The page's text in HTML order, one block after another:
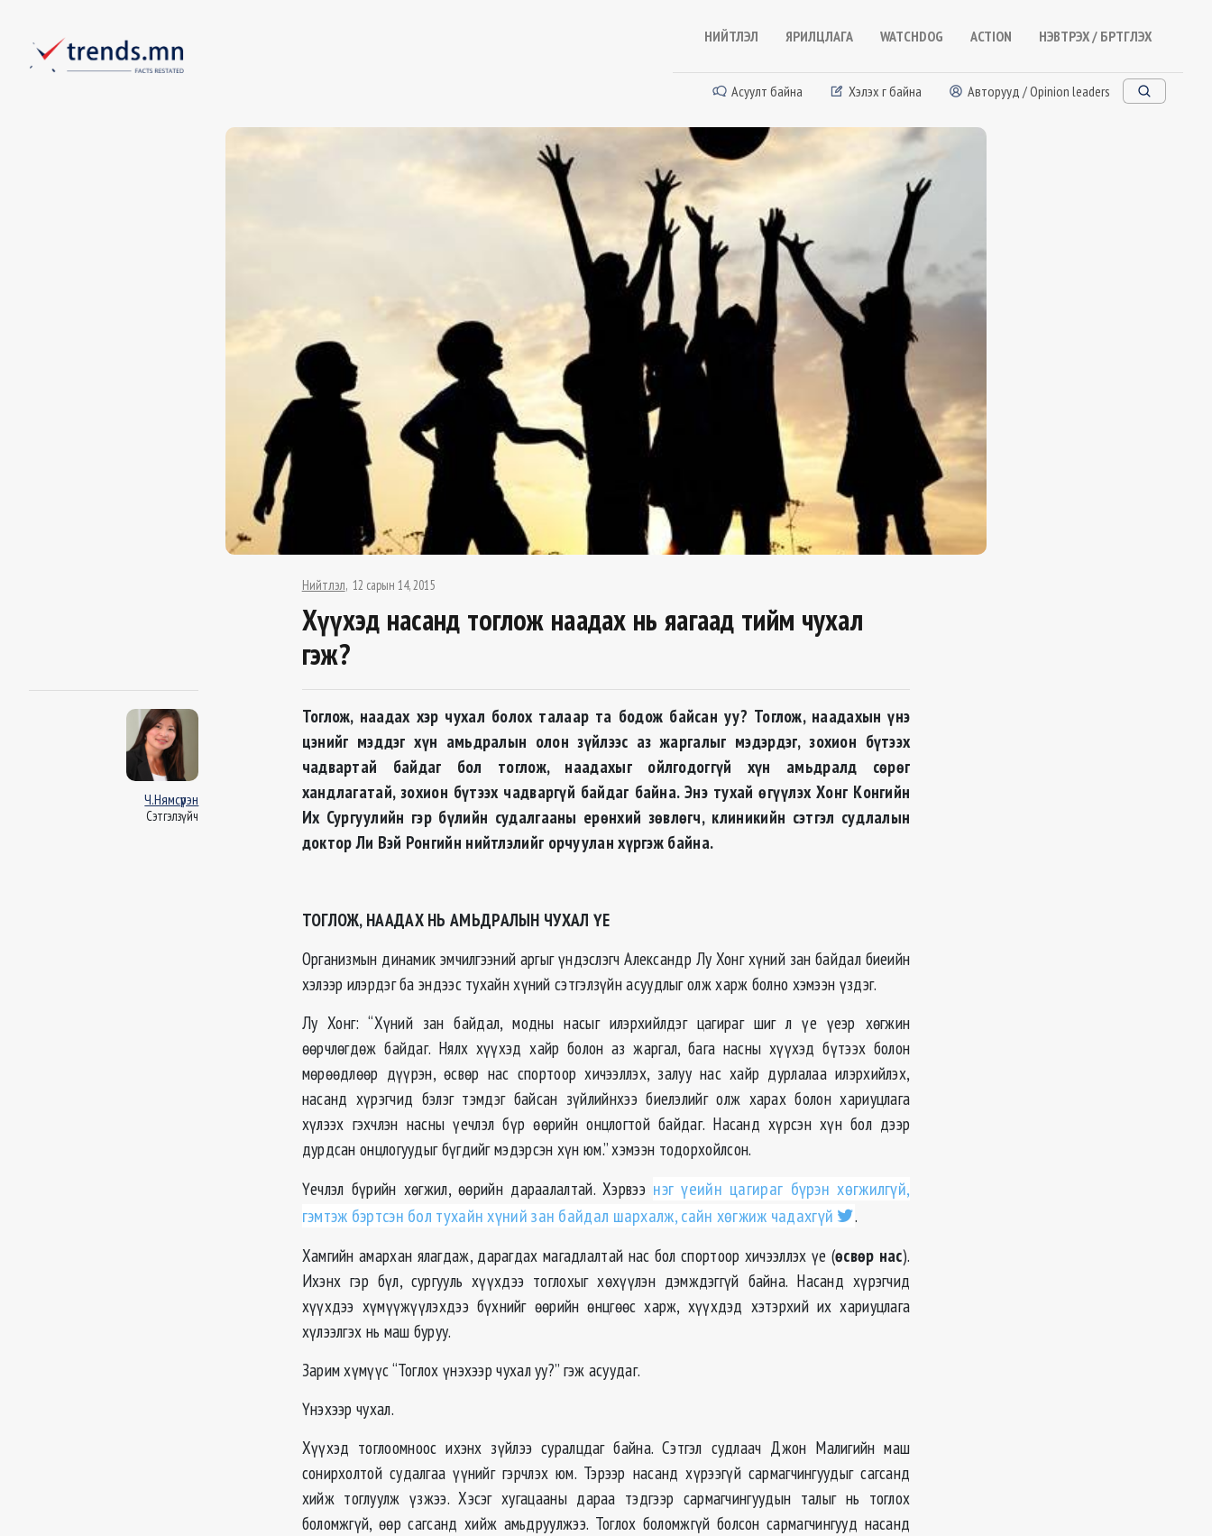
НИЙТЛЭЛ ЯРИЛЦЛАГА WATCHDOG ACTION НЭВТРЭХ / БҮРТГҮҮЛЭХ
Асуулт байна Хэлэх үг байна Авторууд / Opinion leaders
Нийтлэл 12 сарын 14, 2015
Хүүхэд насанд тоглож наадах нь яагаад тийм чухал
гэж?
Ч.Нямсүрэн
Сэтгэлзүйч
Тоглож, наадах хэр чухал болох талаар та бодож байсан уу? Тоглож, наадахын үнэ
цэнийг мэддэг хүн амьдралын олон зүйлээс аз жаргалыг мэдэрдэг, зохион бүтээх
чадвартай байдаг бол тоглож, наадахыг ойлгодоггүй хүн амьдралд сөрөг
хандлагатай, зохион бүтээх чадваргүй байдаг байна. Энэ тухай өгүүлэх Хонг Конгийн
Их Сургуулийн гэр бүлийн судалгааны ерөнхий зөвлөгч, клиникийн сэтгэл судлалын
доктор Ли Вэй Ронгийн нийтлэлийг орчуулан хүргэж байна.
ТОГЛОЖ, НААДАХ НЬ АМЬДРАЛЫН ЧУХАЛ ҮЕ
Организмын динамик эмчилгээний аргыг үндэслэгч Александр Лу Хонг хүний зан байдал биеийн
хэлээр илэрдэг ба эндээс тухайн хүний сэтгэлзүйн асуудлыг олж харж болно хэмээн үздэг.
Лу Хонг: “Хүний зан байдал, модны насыг илэрхийлдэг цагираг шиг л үе үеэр хөгжин
өөрчлөгдөж байдаг. Нялх хүүхэд хайр болон аз жаргал, бага насны хүүхэд бүтээх болон
мөрөөдлөөр дүүрэн, өсвөр нас спортоор хичээллэх, залуу нас хайр дурлалаа илэрхийлэх,
насанд хүрэгчид бэлэг тэмдэг байсан зүйлийнхээ биелэлийг олж харах болон хариуцлага
хүлээх гэхчлэн насны үечлэл бүр өөрийн онцлогтой байдаг. Насанд хүрсэн хүн бол дээр
дурдсан онцлогуудыг бүгдийг мэдэрсэн хүн юм.” хэмээн тодорхойлсон.
Үечлэл бүрийн хөгжил, өөрийн дараалалтай. Хэрвээ нэг үеийн цагираг бүрэн хөгжилгүй,
гэмтэж бэртсэн бол тухайн хүний зан байдал шархалж, сайн хөгжиж чадахгүй
.
Хамгийн амархан ялагдаж, дарагдах магадлалтай нас бол спортоор хичээллэх үе (өсвөр нас).
Ихэнх гэр бүл, сургууль хүүхдээ тоглохыг хөхүүлэн дэмждэггүй байна. Насанд хүрэгчид
хүүхдээ хүмүүжүүлэхдээ бүхнийг өөрийн өнцгөөс харж, хүүхдэд хэтэрхий их хариуцлага
хүлээлгэх нь маш буруу.
Зарим хүмүүс “Тоглох үнэхээр чухал уу?” гэж асуудаг.
Үнэхээр чухал.
Хүүхэд тоглоомноос ихэнх зүйлээ суралцдаг байна. Сэтгэл судлаач Джон Малигийн маш
сонирхолтой судалгаа үүнийг гэрчлэх юм. Тэрээр насанд хүрээгүй сармагчингуудыг сагсанд
хийж тоглуулж үзжээ. Хэсэг хугацааны дараа тэдгээр сармагчингуудын талыг нь тоглох
боломжгүй, өөр сагсанд хийж амьдруулжээ. Тоглох боломжгүй болсон сармагчингууд насанд